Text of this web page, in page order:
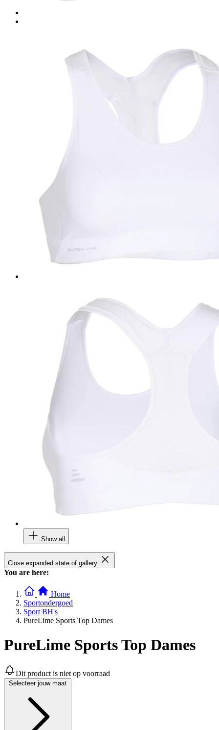
Show all
Close expanded state of gallery
You are here:
Home
Sportondergoed
Sport BH's
PureLime Sports Top Dames
PureLime Sports Top Dames
Dit product is niet op voorraad
Selecteer jouw maat